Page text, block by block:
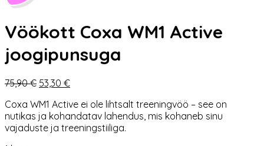
Vöökott Coxa WM1 Active
joogipunsuga
75,90€ Algne
oli:
75,90 €.
53,30 €Praegune
on:
53,30 €.
Coxa WM1 Active ei ole lihtsalt treeningvöö – see on
nutikas ja kohandatav lahendus, mis kohaneb sinu
vajaduste ja treeningstiiliga.